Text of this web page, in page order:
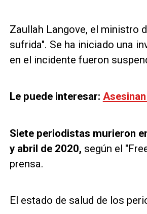
Zaullah Langove, el ministro
sufrida". Se ha iniciado una
en el incidente fueron
Le puede interesar:
Siete periodistas murieron
y abril de 2020, según el
prensa.
El estado de salud de los